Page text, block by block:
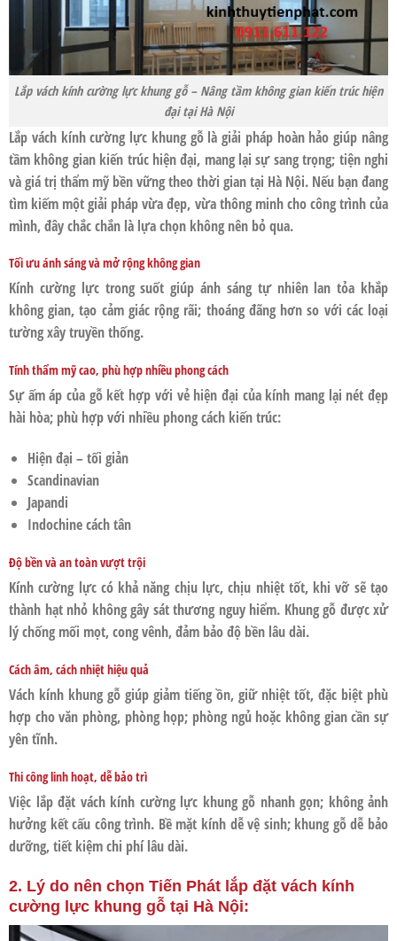
Lắp vách kính cường lực khung gỗ – Nâng tầm không gian kiến trúc hiện
đại tại Hà Nội
Lắp vách kính cường lực khung gỗlà giải pháp hoàn hảo giúp nâng
tầm không gian kiến trúc hiện đại, mang lại sự sang trọng; tiện nghi
và giá trị thẩm mỹ bền vững theo thời gian tại Hà Nội. Nếu bạn đang
tìm kiếm một giải pháp vừa đẹp, vừa thông minh cho công trình của
mình, đây chắc chắn là lựa chọn không nên bỏ qua.
Tối ưu ánh sáng và mở rộng không gian
Kính cường lực trong suốt giúp ánh sáng tự nhiên lan tỏa khắp
không gian, tạo cảm giác rộng rãi; thoáng đãng hơn so với các loại
tường xây truyền thống.
Tính thẩm mỹ cao, phù hợp nhiều phong cách
Sự ấm áp của gỗ kết hợp với vẻ hiện đại của kính mang lại nét đẹp
hài hòa; phù hợp với nhiều phong cách kiến trúc:
Hiện đại – tối giản
Scandinavian
Japandi
Indochine cách tân
Độ bền và an toàn vượt trội
Kính cường lực có khả năng chịu lực, chịu nhiệt tốt, khi vỡ sẽ tạo
thành hạt nhỏ không gây sát thương nguy hiểm. Khung gỗ được xử
lý chống mối mọt, cong vênh, đảm bảo độ bền lâu dài.
Cách âm, cách nhiệt hiệu quả
Vách kính khung gỗ giúp giảm tiếng ồn, giữ nhiệt tốt, đặc biệt phù
hợp cho văn phòng, phòng họp; phòng ngủ hoặc không gian cần sự
yên tĩnh.
Thi công linh hoạt, dễ bảo trì
Việc lắp đặt vách kính cường lực khung gỗ nhanh gọn; không ảnh
hưởng kết cấu công trình. Bề mặt kính dễ vệ sinh; khung gỗ dễ bảo
dưỡng, tiết kiệm chi phí lâu dài.
2. Lý do nên chọn Tiến Phát lắp đặt vách kính
cường lực khung gỗ tại Hà Nội: